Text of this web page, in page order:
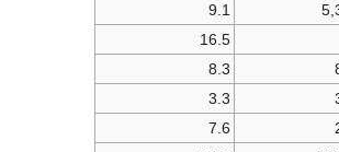
9.1
16.5
8.3
3.3
7.6